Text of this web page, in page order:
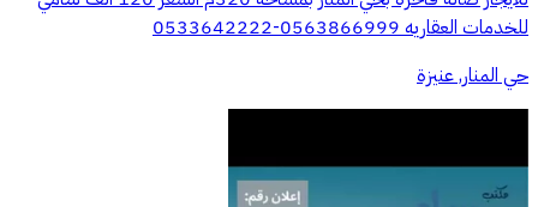
للخدمات العقاريه 0563866999-‭0533642222
حي المنار, عنيزة